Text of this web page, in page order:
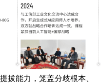
拔能力，笼盖分歧根本、